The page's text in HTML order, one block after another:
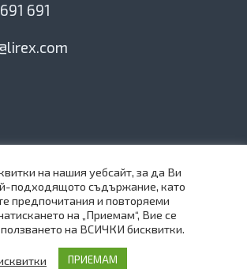
691
нашия бюлетин
Lirex.com All Rights Reserved
на нашия уебсайт, за да Ви
подходящото съдържание, като
предпочитания и повторяеми
на „Приемам“, Вие се
на ВСИЧКИ бисквитки.
ПРИЕМАМ